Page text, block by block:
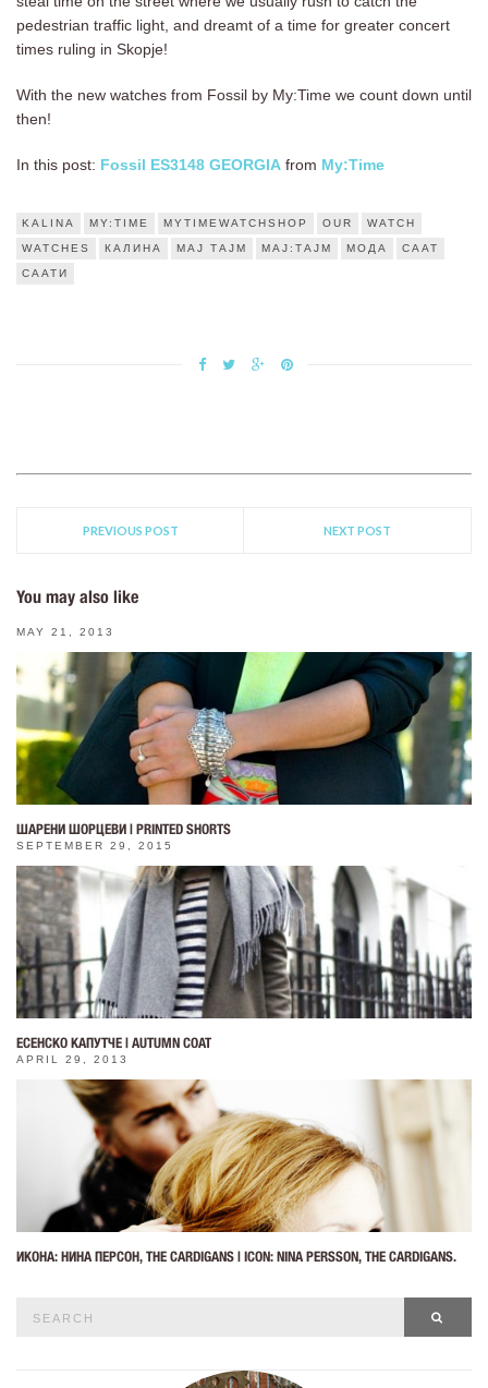
pedestrian traffic light, and dreamt of a time for greater concert
times ruling in Skopje!
With the new watches from Fossil by My:Time we count down until
then!
In this post: Fossil ES3148 GEORGIA from My:Time
KALINA MY:TIME MYTIMEWATCHSHOP OUR WATCH
WATCHES КАЛИНА МАЈ ТАЈМ МАЈ:ТАЈМ МОДА СААТ
СААТИ
PREVIOUS POST NEXT POST
You may also like
MAY 21, 2013
ШАРЕНИ ШОРЦЕВИ | PRINTED SHORTS
SEPTEMBER 29, 2015
ЕСЕНСКО КАПУТЧЕ | AUTUMN COAT
APRIL 29, 2013
ИКОНА: НИНА ПЕРСОН, THE CARDIGANS | ICON: NINA PERSSON, THE CARDIGANS.